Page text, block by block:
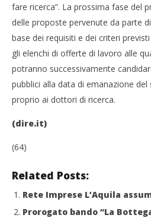
fare ricerca”. La prossima fase del
delle proposte pervenute da parte
base dei requisiti e dei criteri
gli elenchi di offerte di lavoro alle
potranno successivamente
pubblici alla data di emanazione
proprio ai dottori di ricerca.
(dire.it)
(64)
Related Posts:
Rete Imprese L’Aquila
Prorogato bando “La